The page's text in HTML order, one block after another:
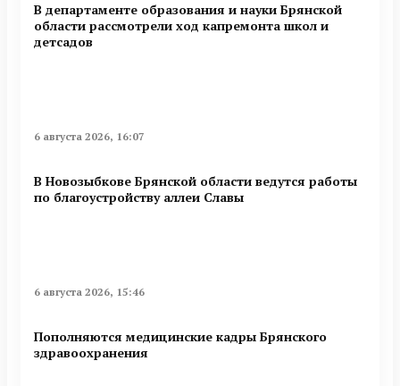
В департаменте образования и науки Брянской
области рассмотрели ход капремонта школ и
детсадов
6 августа 2026, 16:07
В Новозыбкове Брянской области ведутся работы
по благоустройству аллеи Славы
6 августа 2026, 15:46
Пополняются медицинские кадры Брянского
здравоохранения